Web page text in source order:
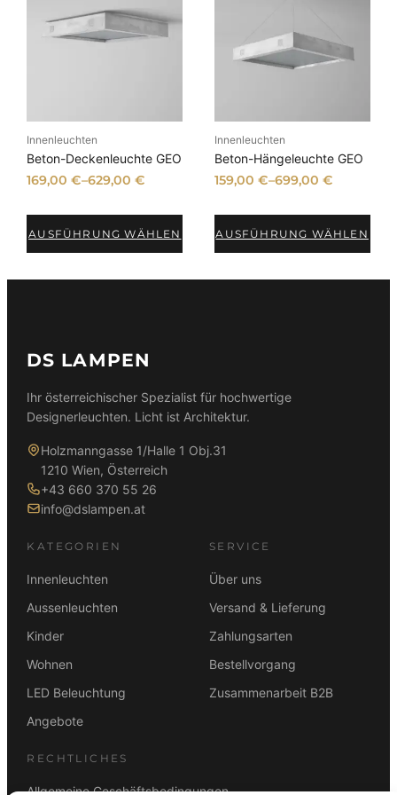
Innenleuchten
Beton-Deckenleuchte GEO
169,00€–629,00€
AUSFÜHRUNG WÄHLEN
Innenleuchten
Beton-Hängeleuchte GEO
159,00 €–699,00 €
AUSFÜHRUNG WÄHLEN
DS LAMPEN
Ihr österreichischer Spezialist für hochwertige
Designerleuchten. Licht ist Architektur.
Holzmanngasse 1/Halle 1 Obj.31
1210 Wien, Österreich
+43 660 370 55 26
info@dslampen.at
KATEGORIEN
Innenleuchten
Aussenleuchten
Kinder
Wohnen
LED Beleuchtung
Angebote
SERVICE
Über uns
Versand & Lieferung
Zahlungsarten
Bestellvorgang
Zusammenarbeit B2B
RECHTLICHES
Allgemeine Geschäftsbedingungen